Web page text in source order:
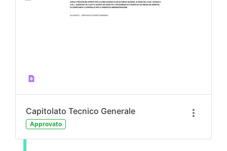
Capitolato Tecnico Generale
Approvato